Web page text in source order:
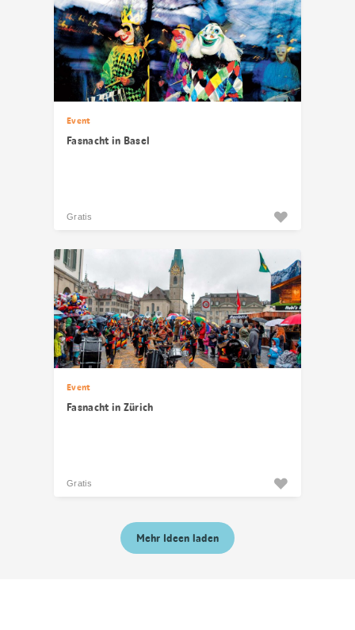
Event
Fasnacht in Basel
Gratis
Event
Fasnacht in Zürich
Gratis
Mehr Ideen laden